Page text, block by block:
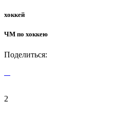
хоккей
ЧМ по хоккею
Поделиться:
2